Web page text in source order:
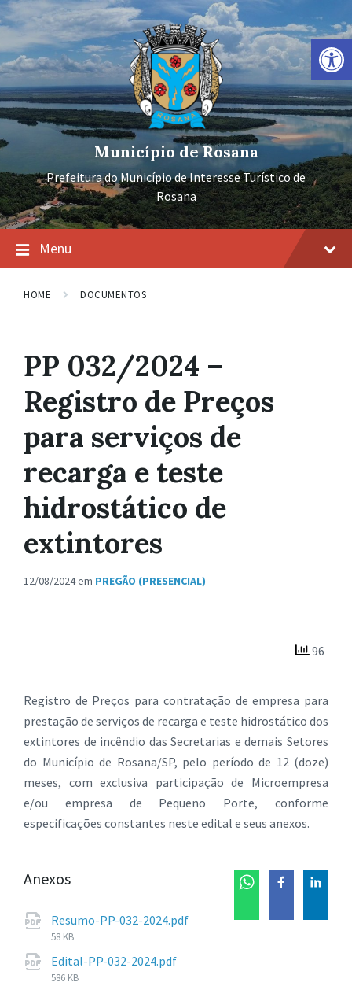
Barra de Ferramentas Aberta
Ir
para
conteúdo
Pular
para
navegação
principal
Pular
para
rodapé
Município de Rosana
Prefeitura do Município de Interesse Turístico de
Rosana
Menu
HOME DOCUMENTOS
PP 032/2024 –
Registro de Preços
para serviços de
recarga e teste
hidrostático de
extintores
12/08/2024em PREGÃO (PRESENCIAL)
96
Registro de Preços para contratação de empresa para
prestação de serviços de recarga e teste hidrostático dos
extintores de incêndio das Secretarias e demais Setores
do Município de Rosana/SP, pelo período de 12 (doze)
meses, com exclusiva participação de Microempresa
e/ou empresa de Pequeno Porte, conforme
especificações constantes neste edital e seus anexos.
Anexos
Resumo-PP-032-2024.pdf
Tamanho
58 KB
Edital-PP-032-2024.pdf
586 KB